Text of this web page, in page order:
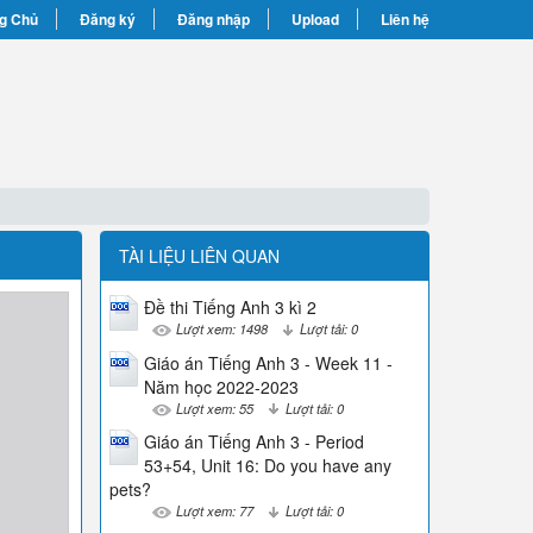
Chủ Đăng ký Đăng nhập Upload Liên hệ
TÀI LIỆU LIÊN QUAN
Đề thi Tiếng Anh 3 kì 2
Lượt xem: 1498 Lượt tải: 0
Giáo án Tiếng Anh 3 - Week 11 -
Năm học 2022-2023
Lượt xem: 55 Lượt tải: 0
Giáo án Tiếng Anh 3 - Period
53+54, Unit 16: Do you have any
pets?
Lượt xem: 77 Lượt tải: 0